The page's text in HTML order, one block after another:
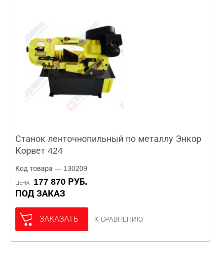
Станок ленточнопильный по металлу Энкор
Корвет 424
Код товара — 130209
ЦЕНА
177 870 РУБ.
ПОД ЗАКАЗ
ЗАКАЗАТЬ К СРАВНЕНИЮ